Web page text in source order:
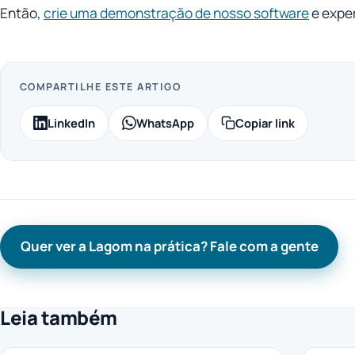
Então, crie uma demonstração de nosso softwaree
COMPARTILHE ESTE ARTIGO
LinkedIn WhatsApp Copiar link
Quer ver a Lagom na prática? Fale com a gente
Leia também